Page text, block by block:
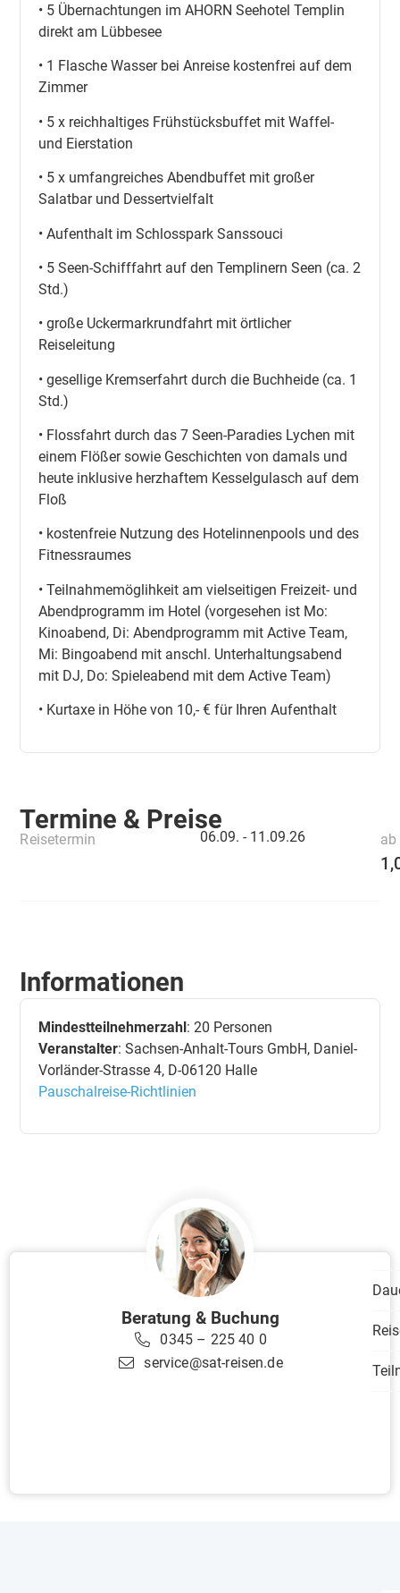
• 5 Übernachtungen im AHORN Seehotel Templin
direkt am Lübbesee
• 1 Flasche Wasser bei Anreise kostenfrei auf dem
Zimmer
• 5 x reichhaltiges Frühstücksbuffet mit Waffel-
und Eierstation
• 5 x umfangreiches Abendbuffet mit großer
Salatbar und Dessertvielfalt
• Aufenthalt im Schlosspark Sanssouci
• 5 Seen-Schifffahrt auf den Templinern Seen (ca. 2
Std.)
• große Uckermarkrundfahrt mit örtlicher
Reiseleitung
• gesellige Kremserfahrt durch die Buchheide (ca. 1
Std.)
• Flossfahrt durch das 7 Seen-Paradies Lychen mit
einem Flößer sowie Geschichten von damals und
heute inklusive herzhaftem Kesselgulasch auf dem
Floß
• kostenfreie Nutzung des Hotelinnenpools und des
Fitnessraumes
• Teilnahmemöglihkeit am vielseitigen Freizeit- und
Abendprogramm im Hotel (vorgesehen ist Mo:
Kinoabend, Di: Abendprogramm mit Active Team,
Mi: Bingoabend mit anschl. Unterhaltungsabend
mit DJ, Do: Spieleabend mit dem Active Team)
• Kurtaxe in Höhe von 10,- € für Ihren Aufenthalt
Termine & Preise
Reisetermin 06.09. - 11.09.26 ab
Informationen
Mindestteilnehmerzahl: 20 Personen
Veranstalter: Sachsen-Anhalt-Tours GmbH, Daniel-
Vorländer-Strasse 4, D-06120 Halle
Pauschalreise-Richtlinien
Beratung & Buchung
0345 – 225 40 0
service@sat-reisen.de